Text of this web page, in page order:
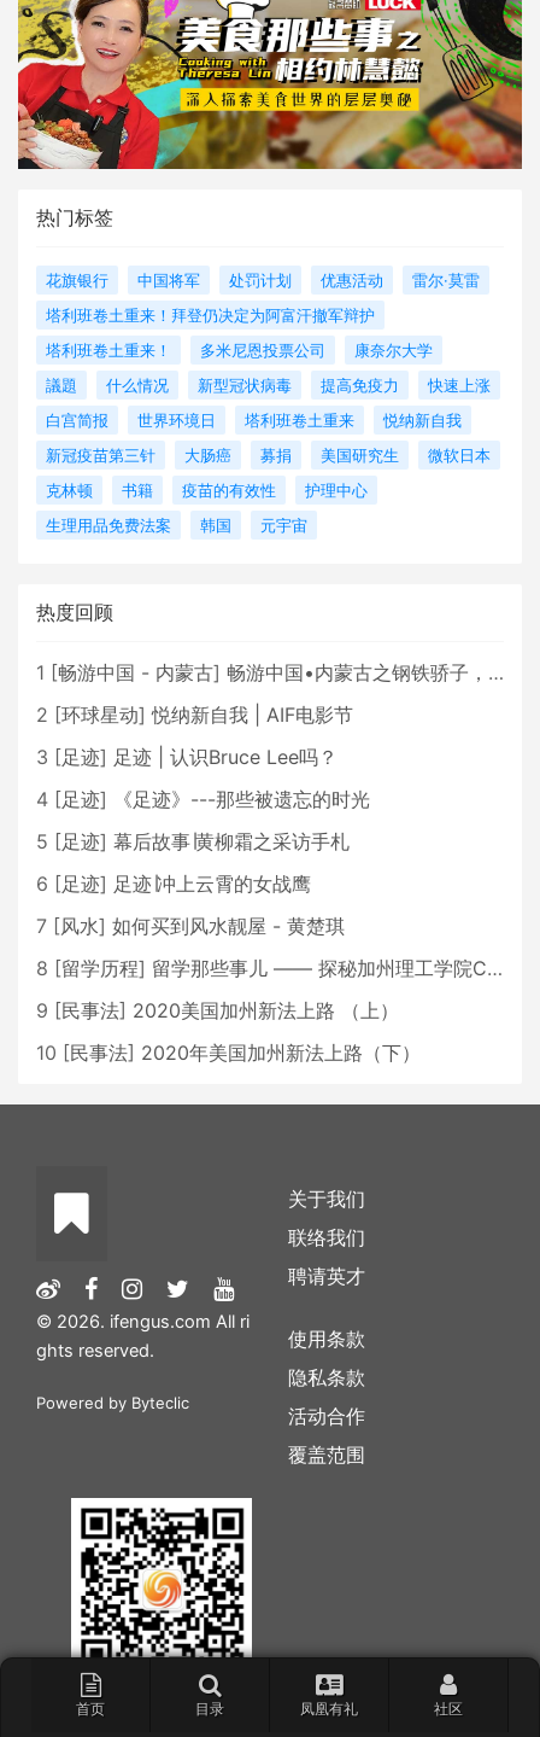
热门标签
花旗银行 中国将军 处罚计划 优惠活动
雷尔·莫雷
塔利班卷土重来！拜登仍决定为阿富汗撤军辩护
塔利班卷土重来！
多米尼恩投票公司
康奈尔大学
議題
什么情况 新型冠状病毒 提高免疫力
快速上涨
白宫简报
世界环境日 塔利班卷土重来
悦纳新自我
新冠疫苗第三针
大肠癌 募捐 美国研究生
微软日本
克林顿
书籍 疫苗的有效性
护理中心
生理用品免费法案
韩国 元宇宙
热度回顾
1 [畅游中国 - 内蒙古] 畅游中国•内蒙古之钢铁骄子，魅力包头
2 [环球星动] 悦纳新自我 | AIF电影节
3 [足迹] 足迹 | 认识Bruce Lee吗？
4 [足迹]
《足迹》---那些被遗忘的时光
5 [足迹] 幕后故事∣黄柳霜之采访手札
6 [足迹] 足迹∣冲上云霄的女战鹰
7 [风水] 如何买到风水靓屋 - 黄楚琪
8 [留学历程] 留学那些事儿 —— 探秘加州理工学院Caltech博士生活 [上集]
9 [民事法] 2020美国加州新法上路 （上）
10 [民事法] 2020年美国加州新法上路（下）
首页 目录 凤凰有礼 社区
© 2026. ifengus.com All ri
ghts reserved.
Powered by Byteclic
关于我们
联络我们
聘请英才
使用条款
隐私条款
活动合作
覆盖范围